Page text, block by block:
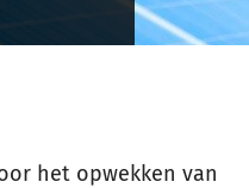
het opwekken van